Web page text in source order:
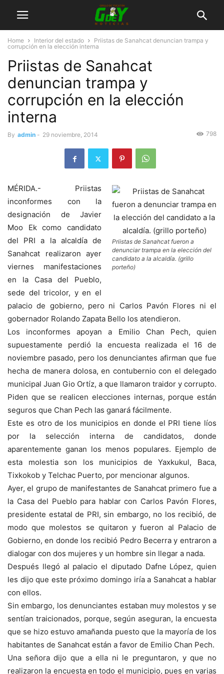
Home Interior del estado
Priistas de Sanahcat denuncian trampa y
corrupción en la elección interna
Priistas de Sanahcat
denuncian trampa y
corrupción en la elección
interna
By admin - 29 noviembre, 2014 798
Priistas de Sanahcat fueron a
denunciar trampa en la elección del
candidato a la alcaldía. (grillo
porteño)
MÉRIDA.- Priistas
inconformes con la
designación de Javier
Moo Ek como candidato
del PRI a la alcaldía de
Sanahcat realizaron ayer
viernes manifestaciones
en la Casa del Pueblo,
sede del tricolor, y en el
palacio de gobierno, pero ni Carlos Pavón Flores ni el
gobernador Rolando Zapata Bello los atendieron.
Los inconformes apoyan a Emilio Chan Pech, quien
supuestamente perdió la encuesta realizada el 16 de
noviembre pasado, pero los denunciantes afirman que fue
hecha de manera dolosa, en contubernio con el delegado
municipal Juan Gio Ortíz, a que llamaron traidor y corrupto.
Piden que se realicen elecciones internas, porque están
seguros que Chan Pech las ganará fácilmente.
Este es otro de los municipios en donde el PRI tiene líos
por la selección interna de candidatos, donde
aparentemente ganan los menos populares. Ejemplo de
esta molestia son los municipios de Yaxkukul, Baca,
Tixkokob y Telchac Puerto, por mencionar algunos.
Ayer, el grupo de manifestantes de Sanahcat primero fue a
la Casa del Pueblo para hablar con Carlos Pavón Flores,
presidente estatal de PRI, sin embargo, no los recibió, de
modo que molestos se quitaron y fueron al Palacio de
Gobierno, en donde los recibió Pedro Becerra y entraron a
dialogar con dos mujeres y un hombre sin llegar a nada.
Después llegó al palacio el diputado Dafne López, quien
les dijo que este próximo domingo iría a Sanahcat a hablar
con ellos.
Sin embargo, los denunciantes estaban muy molestos y se
sentían traicionados, porque, según aseguran, la encuesta
que se hizo estuvo amañanda puesto que la mayoría de los
habitantes de Sanahcat están a favor de Emilio Chan Pech.
Una señora dijo que a ella ni le preguntaron, y que no
realizaron la encuesta en todo el municipio, pues en varias